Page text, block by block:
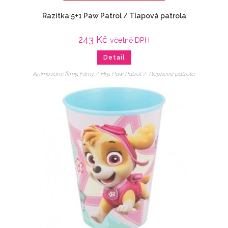
Razítka 5+1 Paw Patrol / Tlapová patrola
243 Kč včetně DPH
Detail
Animované filmy, Filmy / Hry, Paw Patrol / Tlapková patrola